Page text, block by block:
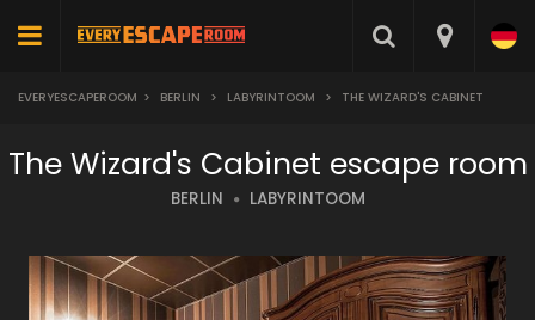
EVERYESCAPEROOM > BERLIN > LABYRINTOOM > THE WIZARD'S CABINET
The Wizard's Cabinet escape room
BERLIN LABYRINTOOM